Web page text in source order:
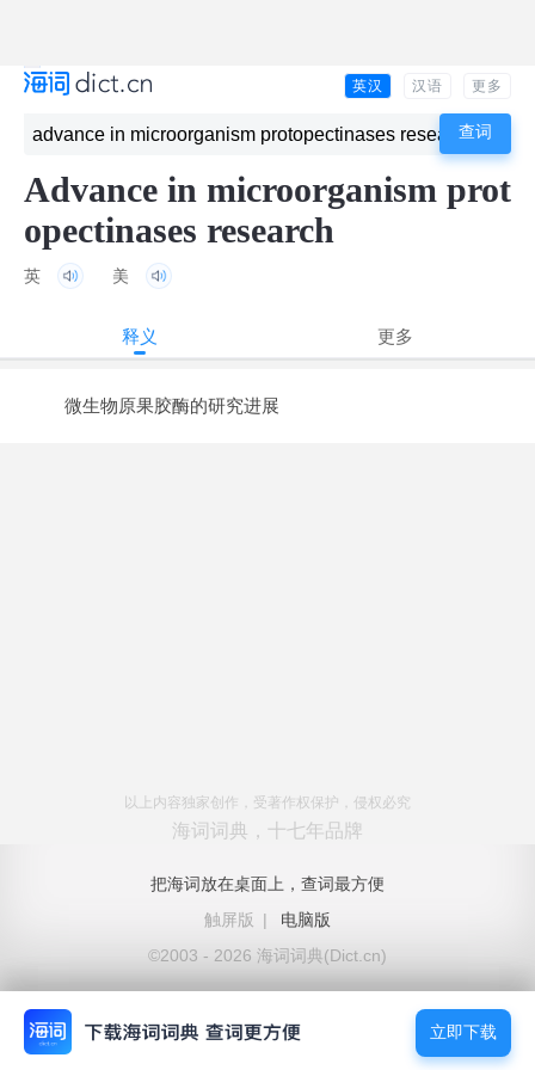
英汉 汉语 更多
Advance in microorganism prot
opectinases research
英 美
释义 更多
微生物原果胶酶的研究进展
以上内容独家创作，受著作权保护，侵权必究
海词词典，十七年品牌
把海词放在桌面上，查词最方便
触屏版
|
电脑版
©2003 - 2026 海词词典(Dict.cn)
立即下载
立即下载